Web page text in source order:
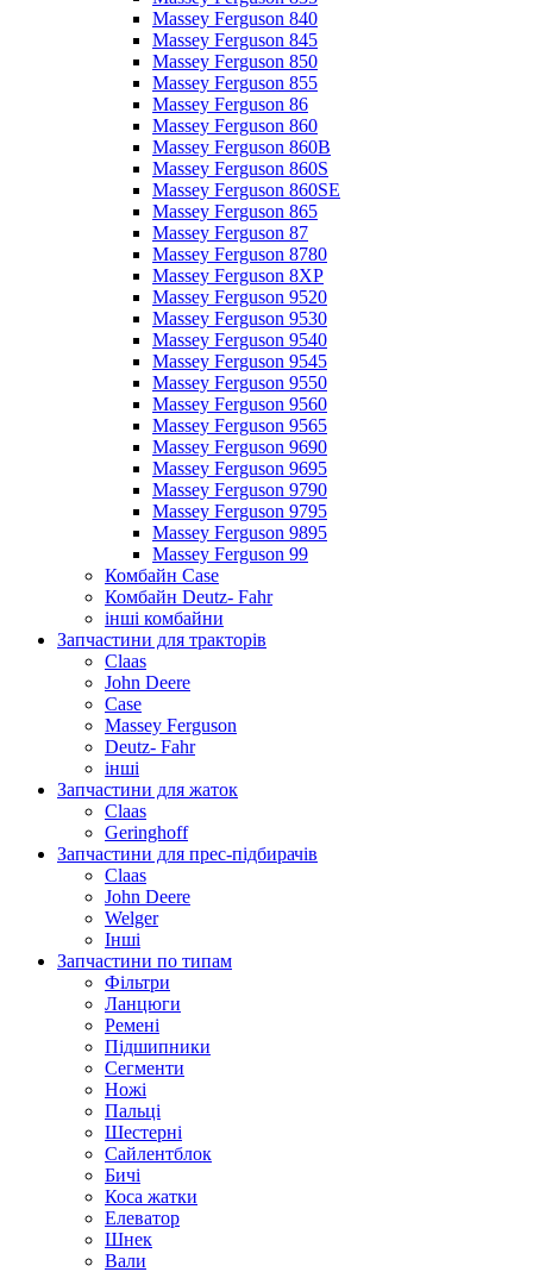
Massey Ferguson 840
Massey Ferguson 845
Massey Ferguson 850
Massey Ferguson 855
Massey Ferguson 86
Massey Ferguson 860
Massey Ferguson 860B
Massey Ferguson 860S
Massey Ferguson 860SE
Massey Ferguson 865
Massey Ferguson 87
Massey Ferguson 8780
Massey Ferguson 8XP
Massey Ferguson 9520
Massey Ferguson 9530
Massey Ferguson 9540
Massey Ferguson 9545
Massey Ferguson 9550
Massey Ferguson 9560
Massey Ferguson 9565
Massey Ferguson 9690
Massey Ferguson 9695
Massey Ferguson 9790
Massey Ferguson 9795
Massey Ferguson 9895
Massey Ferguson 99
Комбайн Case
Комбайн Deutz- Fahr
інші комбайни
Запчастини для тракторів
Claas
John Deere
Case
Massey Ferguson
Deutz- Fahr
інші
Запчастини для жаток
Claas
Geringhoff
Запчастини для прес-підбирачів
Claas
John Deere
Welger
Інші
Запчастини по типам
Фільтри
Ланцюги
Ремені
Підшипники
Сегменти
Ножі
Пальці
Шестерні
Сайлентблок
Бичі
Коса жатки
Елеватор
Шнек
Вали